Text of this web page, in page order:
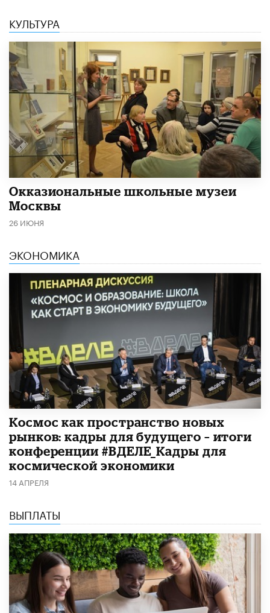
КУЛЬТУРА
​Окказиональные школьные музеи
Москвы
26 ИЮНЯ
ЭКОНОМИКА
Космос как пространство новых
рынков: кадры для будущего – итоги
конференции #ВДЕЛЕ_Кадры для
космической экономики
14 АПРЕЛЯ
ВЫПЛАТЫ